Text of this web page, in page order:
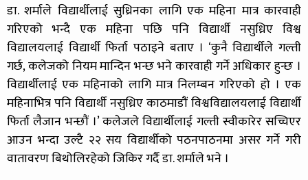
डा. शर्माले विद्यार्थीलाई सुध्रिनका लागि एक महिना मात्र कारवाही
गरिएको भन्दै एक महिना पछि पनि विद्यार्थी नसुध्रिए विश्व
विद्यालयलाई विद्यार्थी फिर्ता पठाइने बताए । ‘कुनै विद्यार्थीले गल्ती
गर्छ, कलेजको नियम मान्दिन भन्छ भने कारवाही गर्ने अधिकार हुन्छ ।
विद्यार्थीलाई एक महिनाको लागि मात्र निलम्बन गरिएको हो । एक
महिनाभित्र पनि विद्यार्थी नसुध्रिए काठमाडौं विश्वविद्यालयलाई विद्यार्थी
फिर्ता लैजान भन्छौं ।’ कलेजले विद्यार्थीलाई गल्ती स्वीकारेर सच्चिएर
आउन भन्दा उल्टै २२ सय विद्यार्थीको पठनपाठनमा असर गर्ने गरी
वातावरण बिथोलिरहेको जिकिर गर्दै डा. शर्माले भने ।